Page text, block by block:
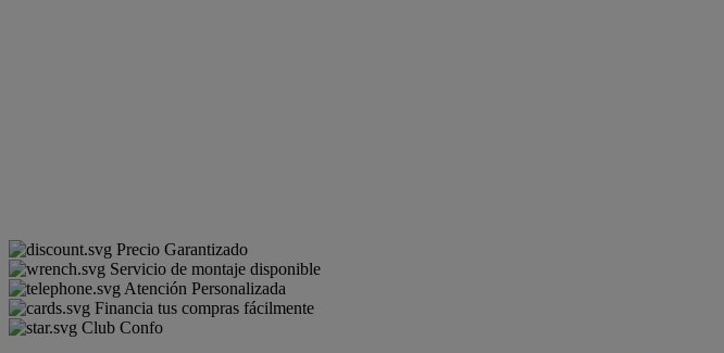
Precio Garantizado
Servicio de montaje disponible
Atención Personalizada
Financia tus compras fácilmente
Club Confo